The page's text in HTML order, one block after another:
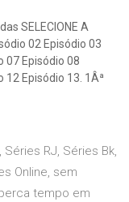
SELECIONE A
02 Episódio 03
07 Episódio 08
12 Episódio 13. 1Âª
RJ, Séries Bk,
Online, sem
tempo em